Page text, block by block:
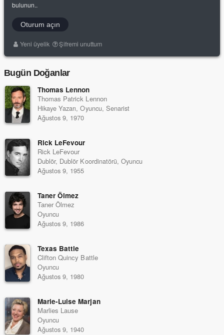
bulunun..
Oturum açın
Yeni üyelik Şifremi unuttum
Bugün Doğanlar
Thomas Lennon
Thomas Patrick Lennon
Hikaye Yazarı, Oyuncu, Senarist
Ağustos 9, 1970
Rick LeFevour
Rick LeFevour
Dublör, Dublör Koordinatörü, Oyuncu
Ağustos 9, 1955
Taner Ölmez
Taner Ölmez
Oyuncu
Ağustos 9, 1986
Texas Battle
Clifton Quincy Battle
Oyuncu
Ağustos 9, 1980
Marie-Luise Marjan
Marlies Lause
Oyuncu
Ağustos 9, 1940